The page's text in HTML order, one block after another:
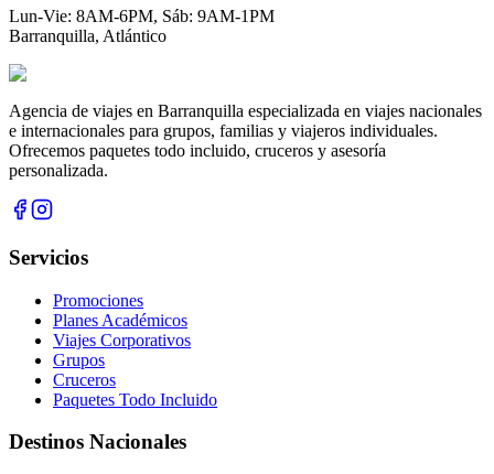
Lun-Vie: 8AM-6PM, Sáb: 9AM-1PM
Barranquilla, Atlántico
Agencia de viajes en Barranquilla especializada en viajes nacionales
e internacionales para grupos, familias y viajeros individuales.
Ofrecemos paquetes todo incluido, cruceros y asesoría
personalizada.
Servicios
Promociones
Planes Académicos
Viajes Corporativos
Grupos
Cruceros
Paquetes Todo Incluido
Destinos Nacionales